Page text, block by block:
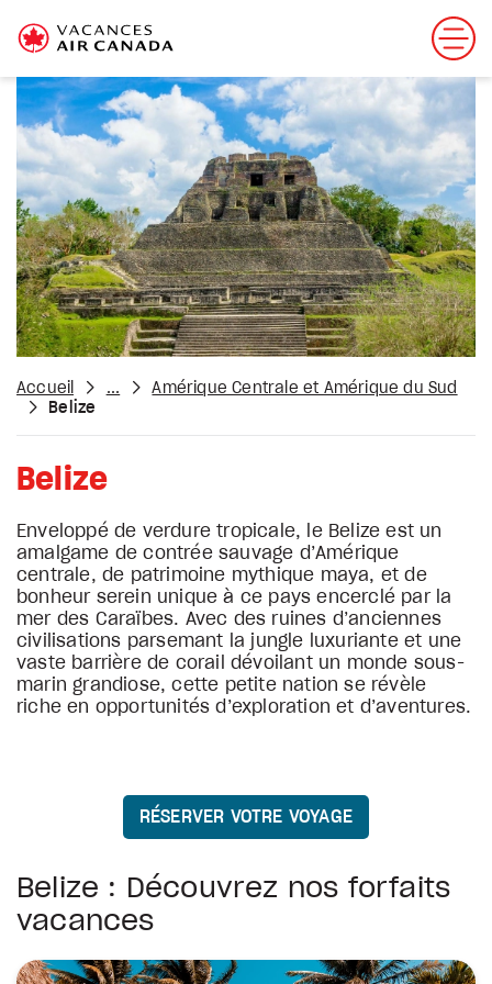
Accueil ...
Amérique Centrale et Amérique du Sud
Belize
Belize
Enveloppé de verdure tropicale, le Belize est un
amalgame de contrée sauvage d’Amérique
centrale, de patrimoine mythique maya, et de
bonheur serein unique à ce pays encerclé par la
mer des Caraïbes. Avec des ruines d’anciennes
civilisations parsemant la jungle luxuriante et une
vaste barrière de corail dévoilant un monde sous-
marin grandiose, cette petite nation se révèle
riche en opportunités d’exploration et d’aventures.
RÉSERVER VOTRE VOYAGE
Belize : Découvrez nos forfaits
vacances